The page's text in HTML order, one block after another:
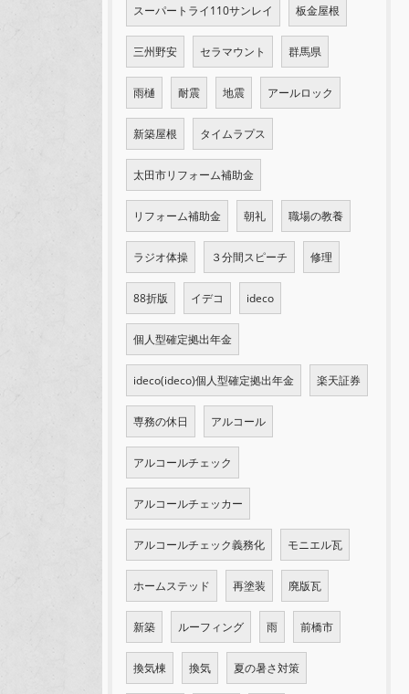
スーパートライ110サンレイ 板金屋根
三州野安 セラマウント 群馬県
雨樋 耐震 地震 アールロック
新築屋根 タイムラプス
太田市リフォーム補助金
リフォーム補助金 朝礼 職場の教養
ラジオ体操 ３分間スピーチ 修理
88折版 イデコ ideco
個人型確定拠出年金
ideco(ideco)個人型確定拠出年金 楽天証券
専務の休日 アルコール
アルコールチェック
アルコールチェッカー
アルコールチェック義務化 モニエル瓦
ホームステッド 再塗装 廃版瓦
新築 ルーフィング 雨 前橋市
換気棟 換気 夏の暑さ対策